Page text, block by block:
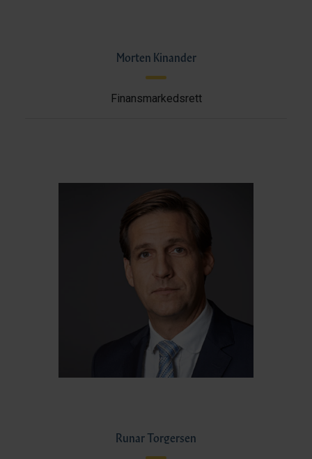
Morten Kinander
Finansmarkedsrett
Runar Torgersen